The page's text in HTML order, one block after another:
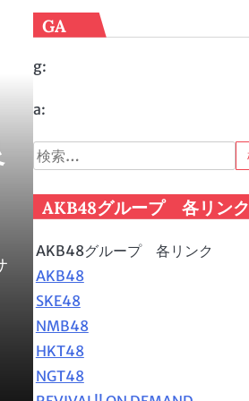
GA
g:
a:
検
索:
AKB48グループ 各リンク
AKB48グループ 各リンク
AKB48
SKE48
NMB48
HKT48
NGT48